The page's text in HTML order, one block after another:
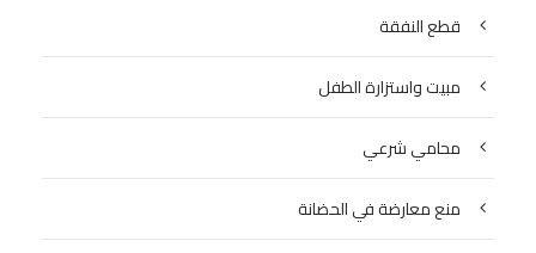
قطع النفقة
مبيت واستزارة الطفل
محامي شرعي
منع معارضة في الحضانة